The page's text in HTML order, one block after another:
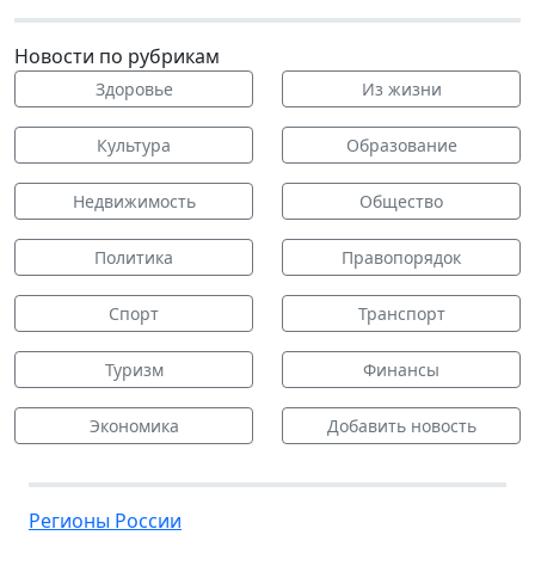
Новости по рубрикам
Здоровье Из жизни
Культура Образование
Недвижимость Общество
Политика Правопорядок
Спорт Транспорт
Туризм Финансы
Экономика Добавить новость
Регионы России